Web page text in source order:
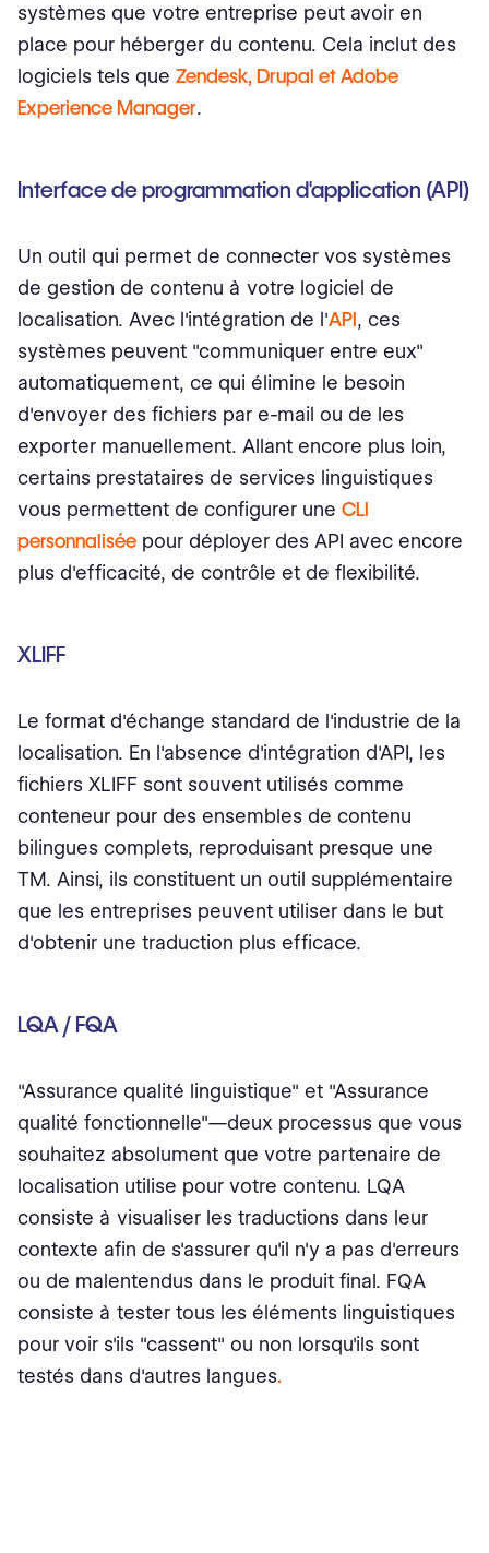
systèmes que votre entreprise peut avoir en
place pour héberger du contenu. Cela inclut des
logiciels tels que Zendesk, Drupal et Adobe
Experience Manager.
Interface de programmation d'application (API)
Un outil qui permet de connecter vos systèmes
de gestion de contenu à votre logiciel de
localisation. Avec l'intégration de l'API, ces
systèmes peuvent "communiquer entre eux"
automatiquement, ce qui élimine le besoin
d'envoyer des fichiers par e-mail ou de les
exporter manuellement. Allant encore plus loin,
certains prestataires de services linguistiques
vous permettent de configurer une CLI
personnalisée pour déployer des API avec encore
plus d'efficacité, de contrôle et de flexibilité.
XLIFF
Le format d'échange standard de l'industrie de la
localisation. En l'absence d'intégration d'API, les
fichiers XLIFF sont souvent utilisés comme
conteneur pour des ensembles de contenu
bilingues complets, reproduisant presque une
TM. Ainsi, ils constituent un outil supplémentaire
que les entreprises peuvent utiliser dans le but
d'obtenir une traduction plus efficace.
LQA / FQA
"Assurance qualité linguistique" et "Assurance
qualité fonctionnelle"⁠—deux processus que vous
souhaitez absolument que votre partenaire de
localisation utilise pour votre contenu. LQA
consiste à visualiser les traductions dans leur
contexte afin de s'assurer qu'il n'y a pas d'erreurs
ou de malentendus dans le produit final. FQA
consiste à tester tous les éléments linguistiques
pour voir s'ils "cassent" ou non lorsqu'ils sont
testés dans d'autres langues.